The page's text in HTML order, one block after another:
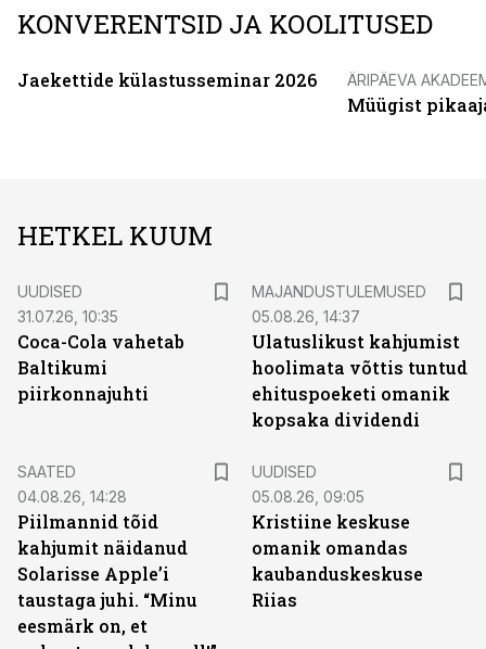
KONVERENTSID JA KOOLITUSED
Jaekettide külastusseminar 2026 ÄRIPÄEVA
Müügist
HETKEL KUUM
UUDISED
31.07.26, 10:35
Coca-Cola vahetab
Baltikumi
piirkonnajuhti
MAJANDUSTULEMUSED
05.08.26, 14:37
Ulatuslikust kahjumist
hoolimata võttis tuntud
ehituspoeketi omanik
kopsaka dividendi
SAATED
04.08.26, 14:28
Piilmannid tõid
kahjumit näidanud
Solarisse Apple’i
taustaga juhi. “Minu
eesmärk on, et
UUDISED
05.08.26, 09:05
Kristiine keskuse
omanik omandas
kaubanduskeskuse
Riias